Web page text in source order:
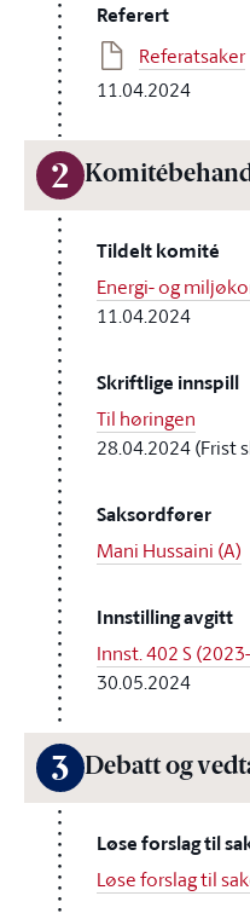
Referert
Referatsaker
11.04.2024
2
Tildelt komité
Energi- og
11.04.2024
Skriftlige innspill
Til høringen
28.04.2024 (Frist
Saksordfører
Mani Hussaini (A)
Innstilling avgitt
Innst. 402 S
30.05.2024
3 Debatt og
Løse forslag til
Løse forslag til